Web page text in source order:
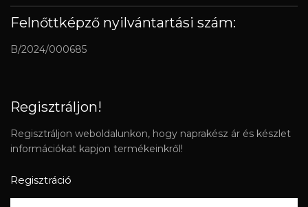
Felnőttképző nyilvántartási szám:
B/2024/000685
Regisztráljon!
Regisztráljon weboldalunkon, hogy naprakész ár és készlet
információkat kapjon termékeinkről!
Regisztráció